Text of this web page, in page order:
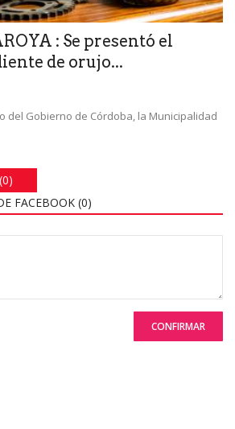
: Se presentó el
de orujo...
del Gobierno de Córdoba, la Municipalidad
FACEBOOK (0)
CONFIRMAR